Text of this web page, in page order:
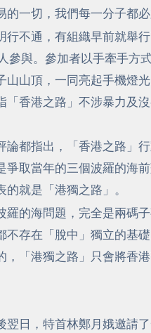
的一切，我們每一分子都
行不通，有組織早前就舉
參與。參加者以手牽手方
山山頂，一同亮起手機燈
「香港之路」不涉暴力及
論都指出，「香港之路」
爭取當年的三個波羅的海
的就是「港獨之路」。
羅的海問題，完全是兩碼
不存在「脫中」獨立的基
，「港獨之路」只會將香
翌日，特首林鄭月娥邀請